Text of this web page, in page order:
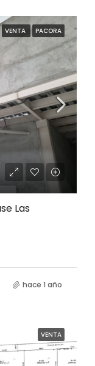
VENTA PACORA
Las
hace 1 año
VENTA